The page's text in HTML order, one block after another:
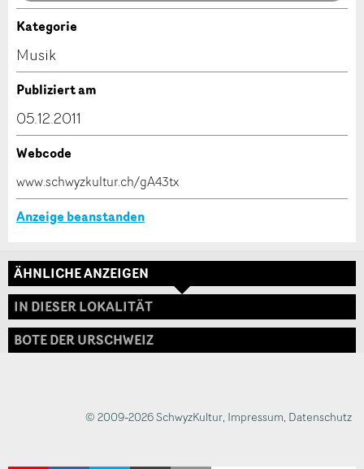
Anzeige nicht mehr gültig
Anzeige unvollständig
* Eingabe erforderlich
Schliessen
* Eingabe erforderlich
Kontakt
Verfassen Sie eine Nachricht für die Kontaktpersonen
Adresse
Kategorie
Musik
Publiziert am
05.12.2011
Webcode
www.schwyzkultur.ch/gA43tx
Anzeige beanstanden
ÄHNLICHE ANZEIGEN
IN DIESER LOKALITÄT
BOTE DER URSCHWEIZ
© 2009-2026 SchwyzKultur, Impressum, Datenschutz